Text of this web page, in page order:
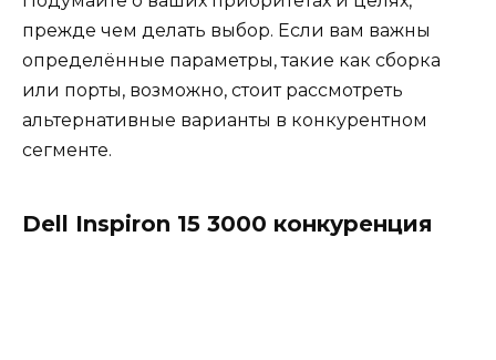
прежде чем делать выбор. Если вам важны
определённые параметры, такие как сборка
или порты, возможно, стоит рассмотреть
альтернативные варианты в конкурентном
сегменте.
Dell Inspiron 15 3000 конкуренция